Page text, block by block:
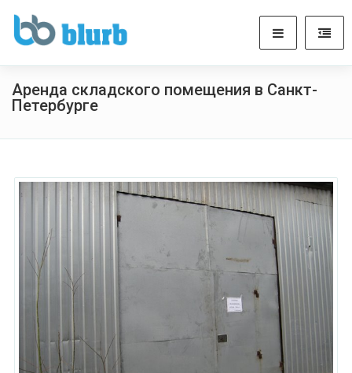
Аренда складского помещения в Санкт-
Петербурге